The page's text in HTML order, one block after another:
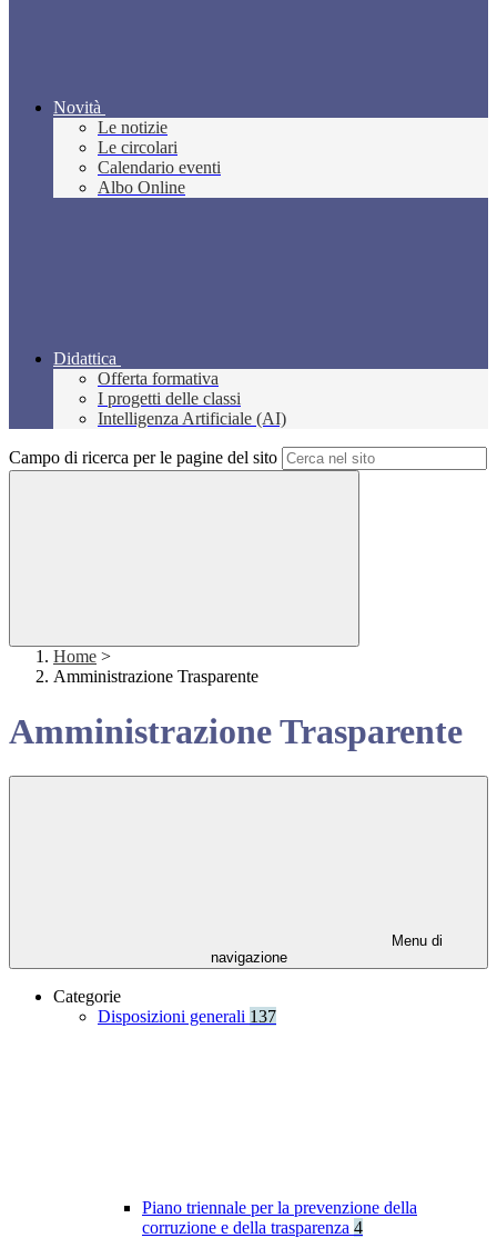
Novità
Le notizie
Le circolari
Calendario eventi
Albo Online
Didattica
Offerta formativa
I progetti delle classi
Intelligenza Artificiale (AI)
Campo di ricerca per le pagine del sito
Home >
Amministrazione Trasparente
Amministrazione Trasparente
Menu di
navigazione
Categorie
Disposizioni generali 137
Piano triennale per la prevenzione della
corruzione e della trasparenza 4